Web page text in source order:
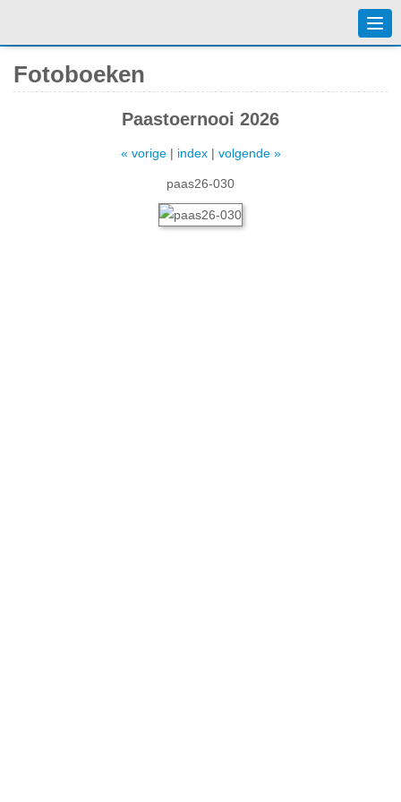
Fotoboeken
Paastoernooi 2026
« vorige| index| volgende »
paas26-030